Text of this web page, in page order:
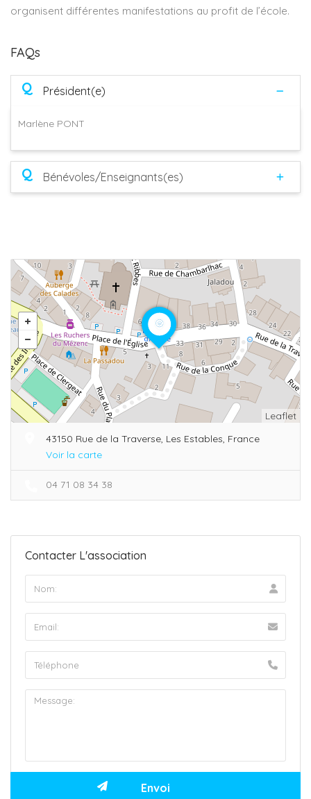
organisent différentes manifestations au profit de l’école.
FAQs
Q Président(e)
Marlène PONT
Q Bénévoles/Enseignants(es)
Leaflet
43150 Rue de la Traverse, Les Estables, France
Voir la carte
04 71 08 34 38
Contacter L'association